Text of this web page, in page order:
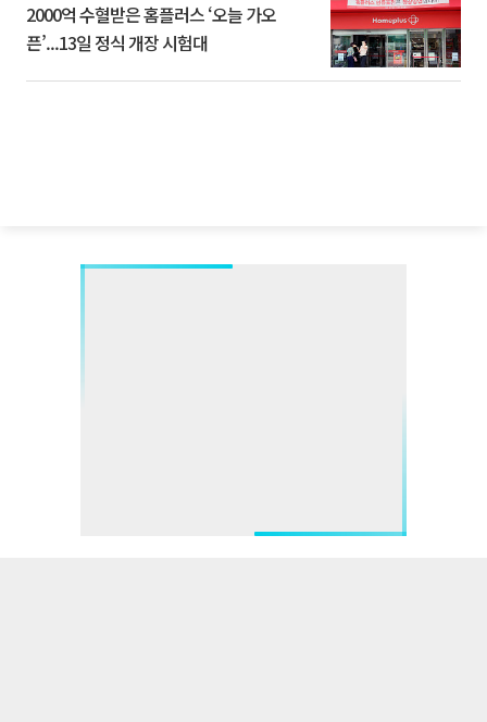
2000억 수혈받은 홈플러스 ‘오늘 가오
픈’...13일 정식 개장 시험대